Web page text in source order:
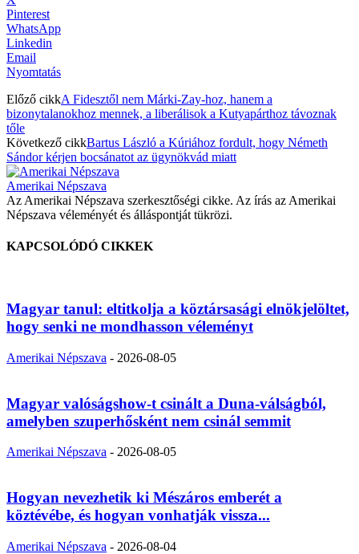
Pinterest
WhatsApp
Linkedin
Email
Nyomtatás
Előző cikkA Fidesztől nem Márki-Zay-hoz, hanem a
bizonytalanokhoz mennek, a liberálisok a Kutyapárthoz távoznak
tőle
Következő cikkBartus László a Kúriához fordult, hogy Németh
Sándor kérjen bocsánatot az ügynökvád miatt
Amerikai Népszava
Az Amerikai Népszava szerkesztőségi cikke. Az írás az Amerikai
Népszava véleményét és álláspontját tükrözi.
KAPCSOLÓDÓ CIKKEK
Magyar tanul: eltitkolja a köztársasági elnökjelöltet,
hogy senki ne mondhasson véleményt
Amerikai Népszava - 2026-08-05
Magyar valóságshow-t csinált a Duna-válságból,
amelyben szuperhősként nem csinál semmit
Amerikai Népszava - 2026-08-05
Hogyan nevezhetik ki Mészáros emberét a
köztévébe, és hogyan vonhatják vissza...
Amerikai Népszava - 2026-08-04